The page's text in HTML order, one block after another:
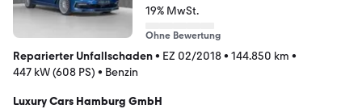
19% MwSt.
Ohne Bewertung
Reparierter Unfallschaden• EZ 02/2018• 144.850 km •
447 kW (608 PS) • Benzin
Luxury Cars Hamburg GmbH